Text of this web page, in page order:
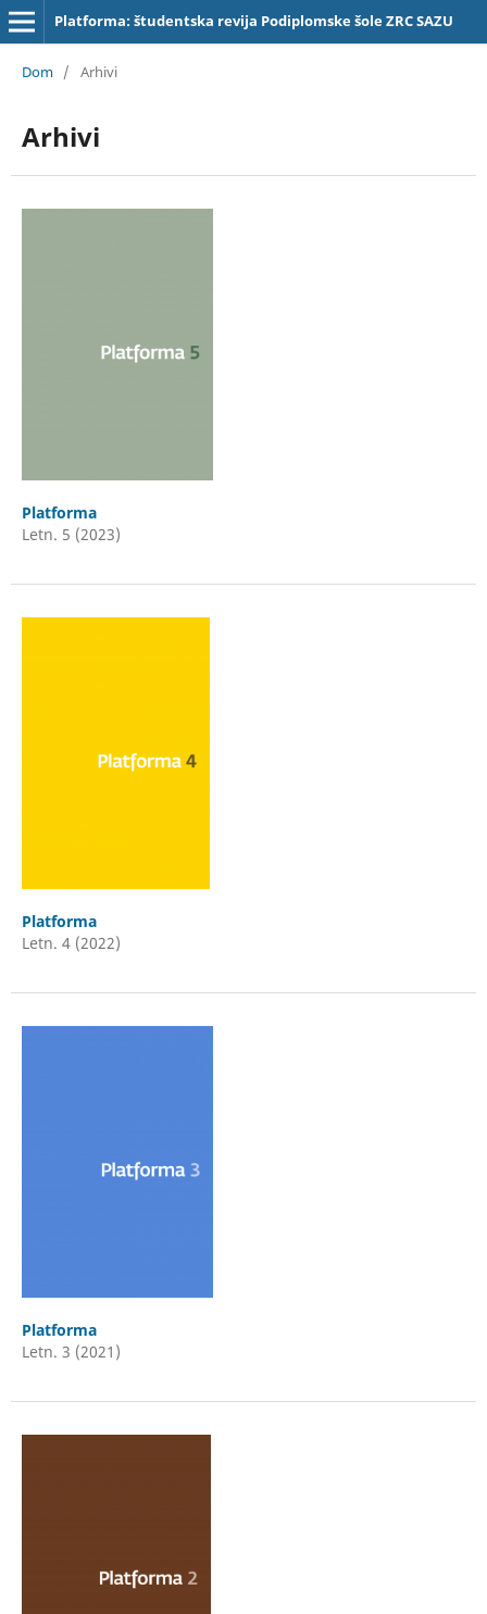
Platforma: študentska revija Podiplomske šole ZRC SAZU
Dom / Arhivi
Arhivi
Platforma
Letn. 5 (2023)
Platforma
Letn. 4 (2022)
Platforma
Letn. 3 (2021)